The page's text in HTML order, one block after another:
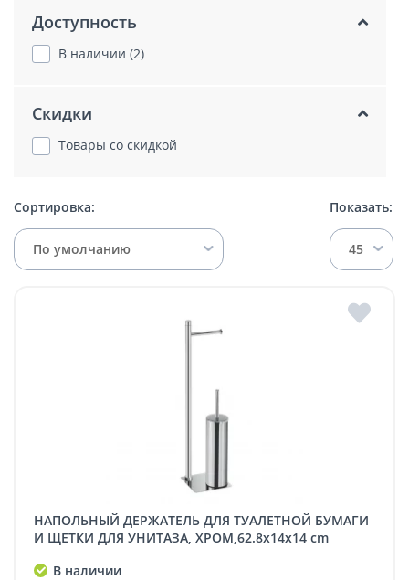
Доступность
В наличии (2)
Скидки
Товары со скидкой
Сортировка:
По умолчанию
Показать:
45
НАПОЛЬНЫЙ ДЕРЖАТЕЛЬ ДЛЯ ТУАЛЕТНОЙ БУМАГИ
И ЩЕТКИ ДЛЯ УНИТАЗА, ХРОМ,62.8x14x14 cm
В наличии